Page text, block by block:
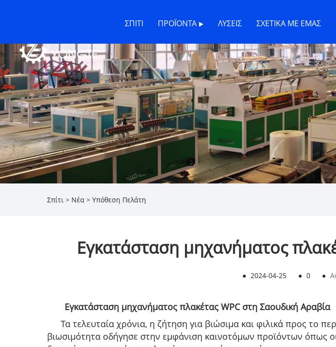
ΣΠΊΤΙ ΠΡΟΪΌΝΤΑ ΛΎΣΕΙΣ ΣΧΕΤΙΚΆ ΜΕ ΕΜΆΣ
Σπίτι > Νέα > Υπόθεση Πελάτη
Εγκατάσταση μηχανήματος
● 2024-04-25 ● 0 ●
Εγκατάσταση μηχανήματος πλακέτας WPC στη Σαουδική Αραβία
Τα τελευταία χρόνια, η ζήτηση για βιώσιμα και φιλικά προς το
βιωσιμότητα οδήγησε στην εμφάνιση καινοτόμων προϊόντων όπως